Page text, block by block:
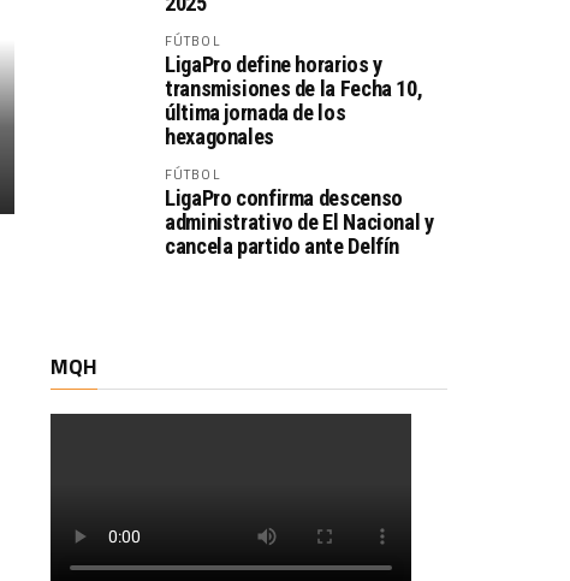
FÚTBOL
LigaPro define horarios y
transmisiones de la Fecha 10,
última jornada de los
hexagonales
FÚTBOL
LigaPro confirma descenso
administrativo de El Nacional y
cancela partido ante Delfín
MQH